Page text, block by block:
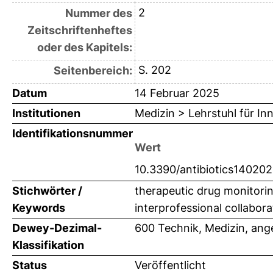
Nummer des
Zeitschriftenheftes
oder des Kapitels:
2
Seitenbereich: S. 202
Datum
14 Februar 2025
Institutionen
Medizin > Lehrstuhl für
Identifikationsnummer
Wert
10.3390/
Stichwörter /
Keywords
therapeutic drug
interprofessional
Dewey-Dezimal-
Klassifikation
600 Technik, Medizin,
Status
Veröffentlicht